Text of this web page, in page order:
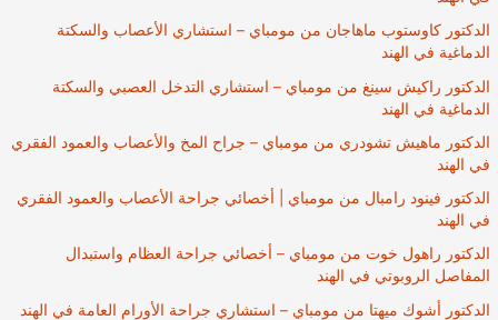
الدكتور كاوستوب ماهاجان من مومباي – استشاري الأعصاب والسكتة
الدماغية في الهند
الدكتور راكيش سينغ من مومباي – استشاري التدخل العصبي والسكتة
الدماغية في الهند
الدكتور ماهيش تشودري من مومباي – جراح المخ والأعصاب والعمود الفقري
في الهند
الدكتور فينود رامبال من مومباي | أخصائي جراحة الأعصاب والعمود الفقري
في الهند
الدكتور راهول خوت من مومباي – أخصائي جراحة العظام واستبدال
المفاصل الروبوتي في الهند
الدكتور أشوك ميهتا من مومباي – استشاري جراحة الأورام العامة في الهند